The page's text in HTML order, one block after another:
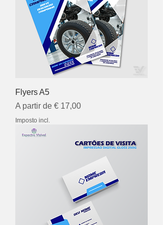
Flyers A5
A partir de € 17,00
Preço promocional
Imposto incl.